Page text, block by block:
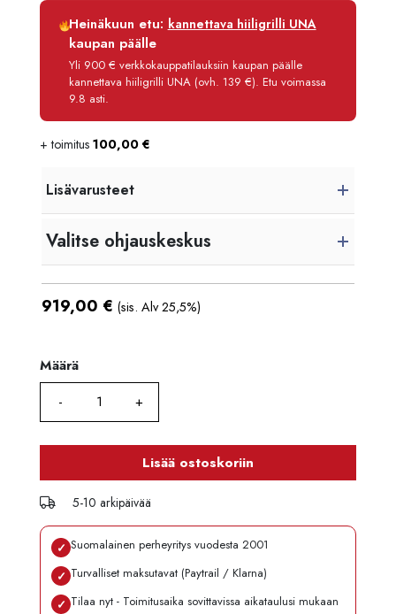
Luottoaika
12 kk
Korko
Käsittelymaksu
3,90 €/kk
Maksettava yhteensä
965,80 €
Heinäkuun etu: kannettava hiiligrilli UNA
kaupan päälle
Yli 900 € verkkokauppatilauksiin kaupan päälle
kannettava hiiligrilli UNA (ovh. 139 €). Etu voimassa
9.8 asti.
+ toimitus 100,00 €
Lisävarusteet
Valitse ohjauskeskus
919,00 € (sis. Alv 25,5%)
Määrä
Määrä
Lisää ostoskoriin
5-10 arkipäivää
✓ Suomalainen perheyritys vuodesta 2001
✓ Turvalliset maksutavat (Paytrail / Klarna)
✓ Tilaa nyt - Toimitusaika sovittavissa aikataulusi mukaan